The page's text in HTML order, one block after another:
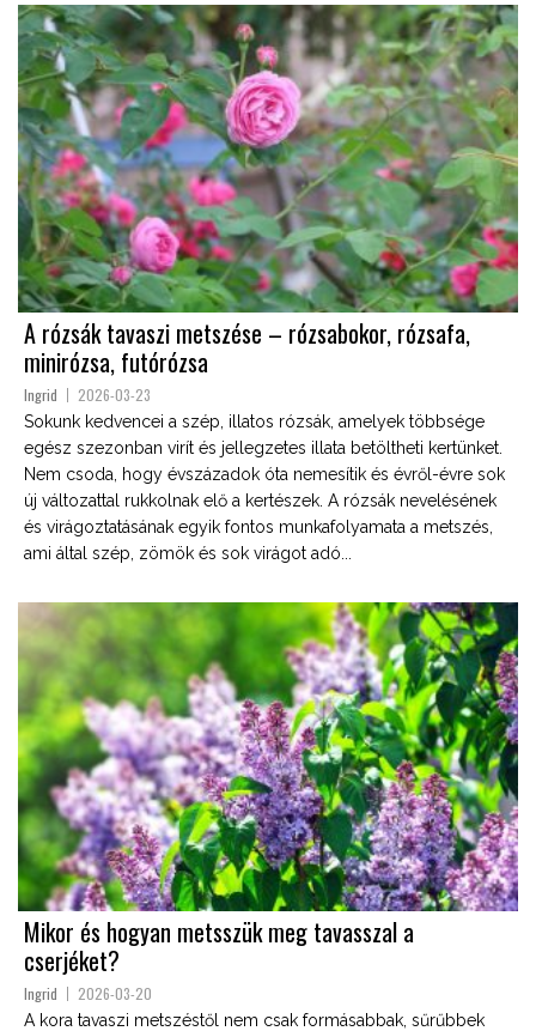
A rózsák tavaszi metszése – rózsabokor, rózsafa,
minirózsa, futórózsa
Ingrid 2026-03-23
Sokunk kedvencei a szép, illatos rózsák, amelyek többsége
egész szezonban virít és jellegzetes illata betöltheti kertünket.
Nem csoda, hogy évszázadok óta nemesítik és évről-évre sok
új változattal rukkolnak elő a kertészek. A rózsák nevelésének
és virágoztatásának egyik fontos munkafolyamata a metszés,
ami által szép, zömök és sok virágot adó...
Mikor és hogyan metsszük meg tavasszal a
cserjéket?
Ingrid 2026-03-20
A kora tavaszi metszéstől nem csak formásabbak, sűrűbbek